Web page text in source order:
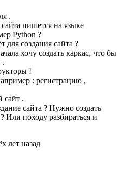
.
пишется на языке
Python ?
для создания сайта ?
хочу создать каркас, что бы
.
!
: регистрацию ,
сайт .
сайта ? Нужно создать
Или походу разбираться и
лет назад